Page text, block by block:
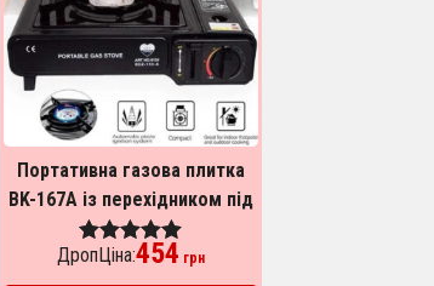
Портативна газова плитка
BK-167A із перехідником під
звичайний газовий балон
Оценка
ДропЦіна:454 грн